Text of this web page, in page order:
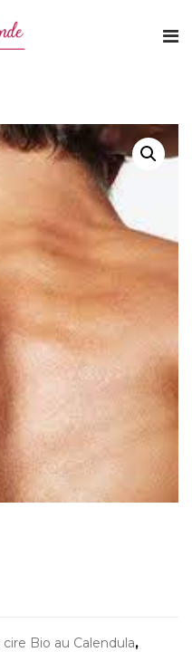
Bio au Calendula,